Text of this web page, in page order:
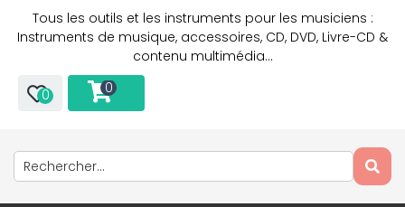
Tous les outils et les instruments pour les musiciens :
Instruments de musique, accessoires, CD, DVD, Livre-CD &
contenu multimédia…
0 0